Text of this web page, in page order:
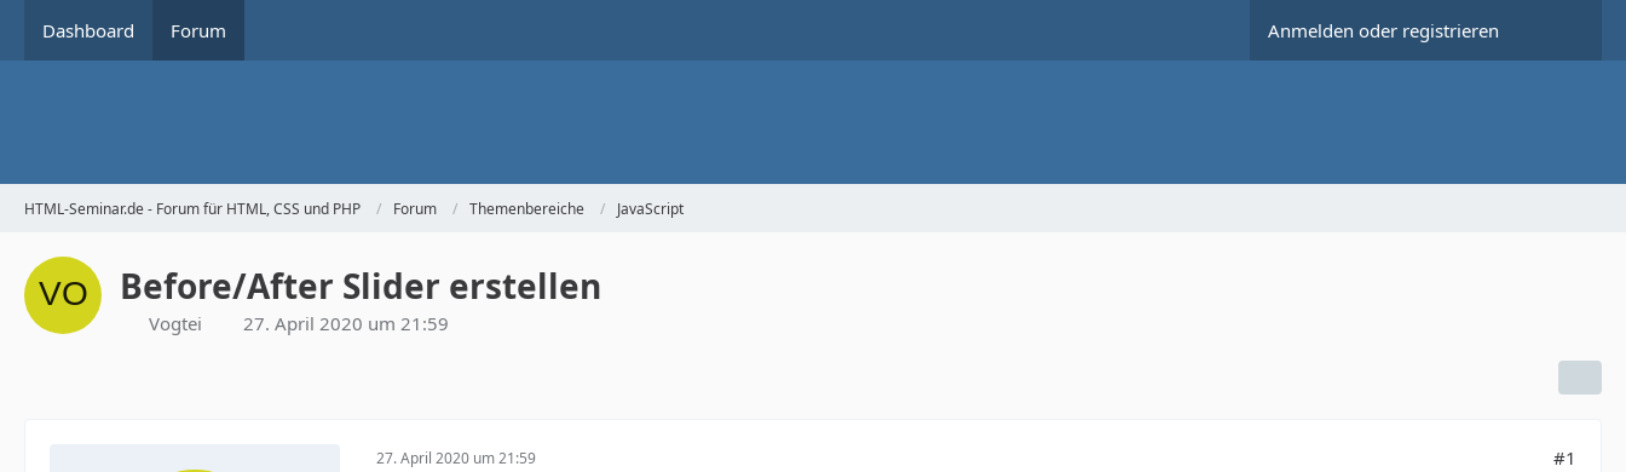
Dashboard Forum Anmelden oder registrieren
HTML-Seminar.de - Forum für HTML, CSS und PHP Forum Themenbereiche JavaScript
Before/After Slider erstellen
Vogtei 27. April 2020 um 21:59
27. April 2020 um 21:59 #1